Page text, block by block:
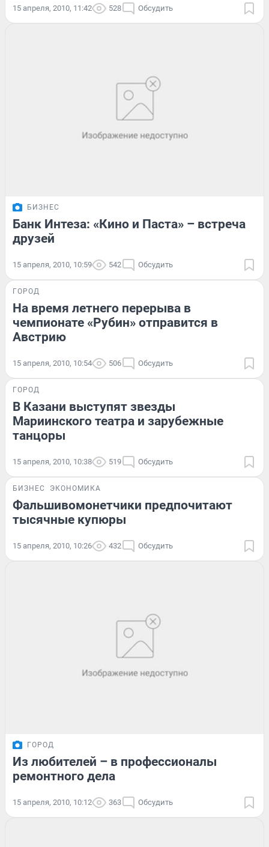
15 апреля, 2010, 11:42 528 Обсудить
БИЗНЕС
Банк Интеза: «Кино и Паста» – встреча
друзей
15 апреля, 2010, 10:59 542 Обсудить
ГОРОД
На время летнего перерыва в
чемпионате «Рубин» отправится в
Австрию
15 апреля, 2010, 10:54 506 Обсудить
ГОРОД
В Казани выступят звезды
Мариинского театра и зарубежные
танцоры
15 апреля, 2010, 10:38 519 Обсудить
БИЗНЕС ЭКОНОМИКА
Фальшивомонетчики предпочитают
тысячные купюры
15 апреля, 2010, 10:26 432 Обсудить
ГОРОД
Из любителей – в профессионалы
ремонтного дела
15 апреля, 2010, 10:12 363 Обсудить